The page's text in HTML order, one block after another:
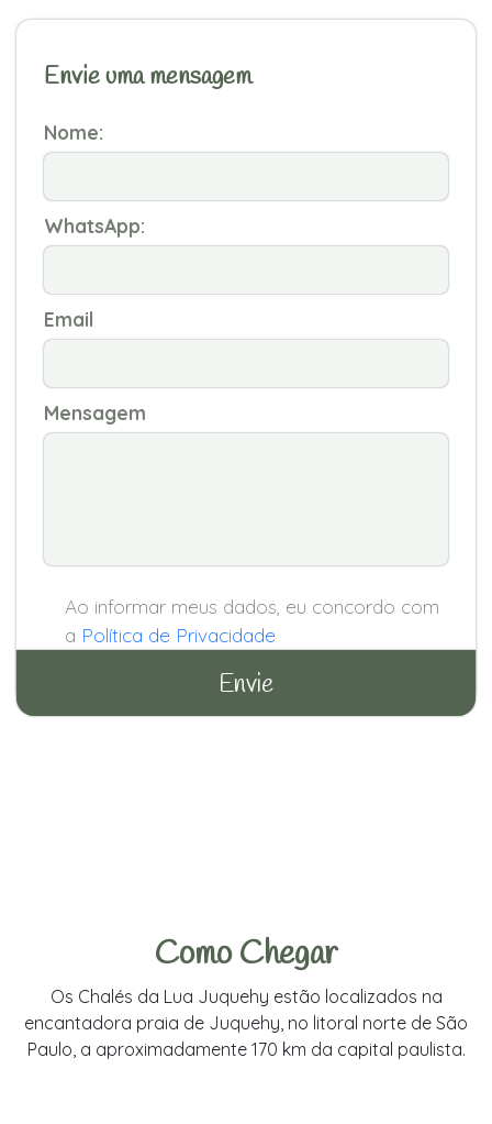
Envie uma mensagem
Nome:
WhatsApp:
Email
Mensagem
Ao informar meus dados, eu concordo com
a Política de Privacidade
Como Chegar
Os Chalés da Lua Juquehy estão localizados na
encantadora praia de Juquehy, no litoral norte de São
Paulo, a aproximadamente 170 km da capital paulista.